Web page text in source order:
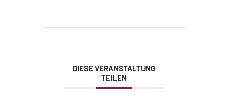
DIESE VERANSTALTUNG
TEILEN